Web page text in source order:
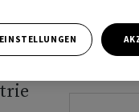
EINSTELLUNGEN